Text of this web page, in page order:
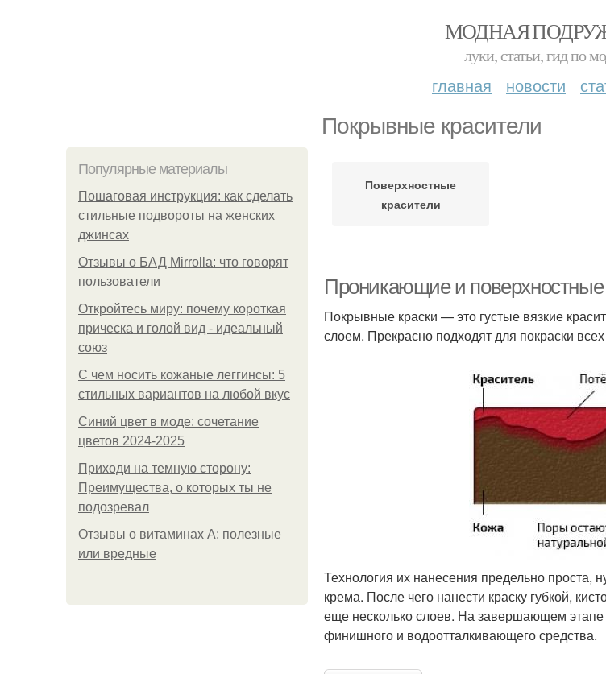
МОДНАЯ
луки, статьи, гид по
главная новости
Покрывные красители
Популярные материалы
Пошаговая инструкция: как сделать
стильные подвороты на женских
джинсах
Отзывы о БАД Mirrolla: что говорят
пользователи
Откройтесь миру: почему короткая
прическа и голой вид - идеальный
союз
С чем носить кожаные леггинсы: 5
стильных вариантов на любой вкус
Синий цвет в моде: сочетание
цветов 2024-2025
Приходи на темную сторону:
Преимущества, о которых ты не
подозревал
Отзывы о витаминах А: полезные
или вредные
Поверхностные
красители
Проникающие и
Покрывные краски — это густые вязкие
слоем. Прекрасно подходят для покраски
Технология их нанесения предельно проста,
крема. После чего нанести краску губкой,
еще несколько слоев. На завершающем этапе
финишного и водоотталкивающего средства.